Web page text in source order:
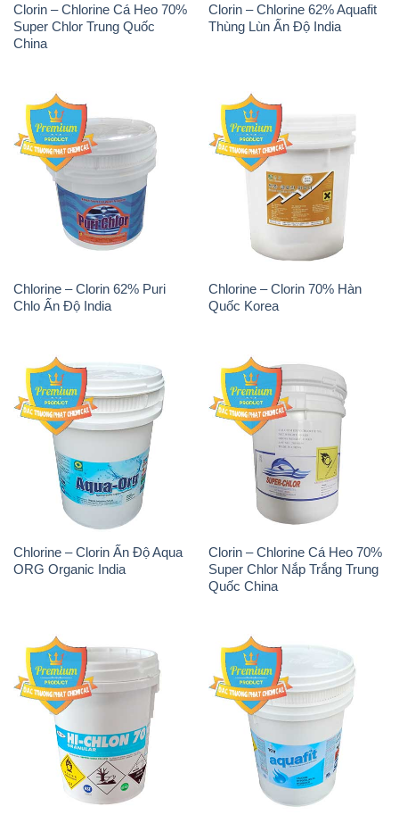
Clorin – Chlorine Cá Heo 70%
Super Chlor Trung Quốc
China
Clorin – Chlorine 62% Aquafit
Thùng Lùn Ấn Độ India
Chlorine – Clorin 62% Puri
Chlo Ấn Độ India
Chlorine – Clorin 70% Hàn
Quốc Korea
Chlorine – Clorin Ấn Độ Aqua
ORG Organic India
Clorin – Chlorine Cá Heo 70%
Super Chlor Nắp Trắng Trung
Quốc China